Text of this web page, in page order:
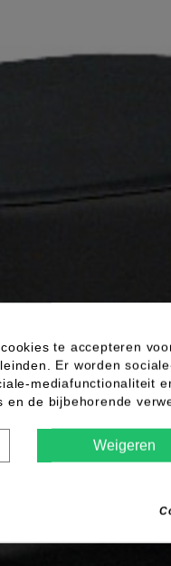
te accepteren
Er worden
mediafunctionaliteit
en de bijbehorende
Weigeren